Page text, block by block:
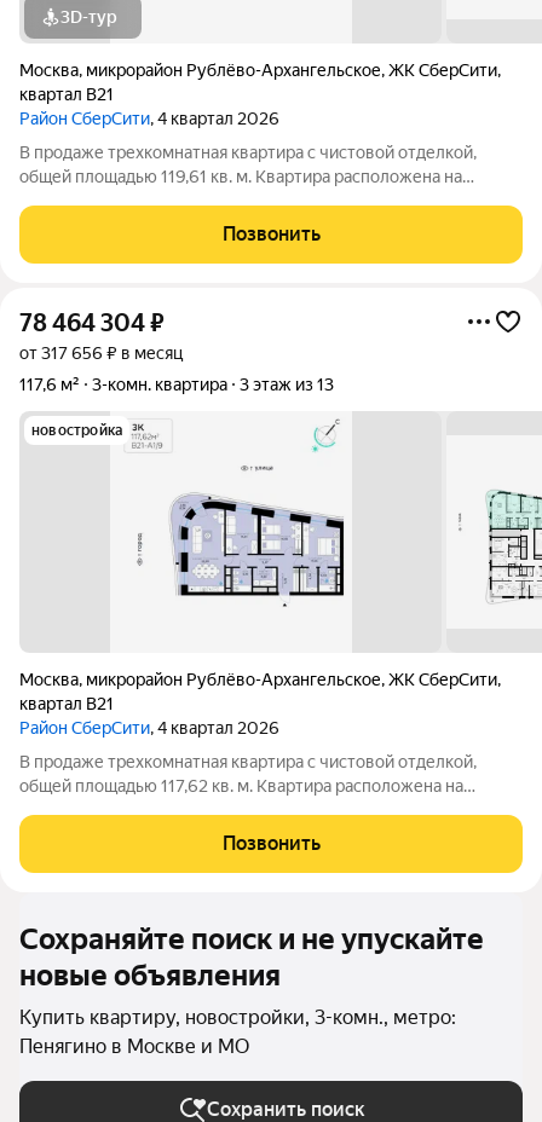
3D-тур
Москва, микрорайон Рублёво-Архангельское,ЖК СберCити,
квартал В21
Район СберСити, 4 квартал 2026
В продаже трехкомнатная квартира с чистовой отделкой,
общей площадью 119,61 кв. м. Квартира расположена на
Адвансд в новом районе СберСити, который строит Сбер. Дом
находится на второй береговой
Позвонить
78 464 304₽
от 317 656 ₽ в месяц
117,6 м²
3-комн. квартира 3 этаж из 13
новостройка
Москва, микрорайон Рублёво-Архангельское,ЖК СберCити,
квартал В21
Район СберСити, 4 квартал 2026
В продаже трехкомнатная квартира с чистовой отделкой,
общей площадью 117,62 кв. м. Квартира расположена на
Адвансд в новом районе СберСити, который строит Сбер. Дом
находится на второй береговой
Позвонить
Сохраняйте поиск и не упускайте
новые объявления
Купить квартиру, новостройки, 3-комн., метро:
Пенягино в Москве и МО
Сохранить поиск